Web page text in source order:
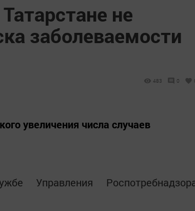
не
заболеваемости
483 0
увеличения числа случаев
Управления